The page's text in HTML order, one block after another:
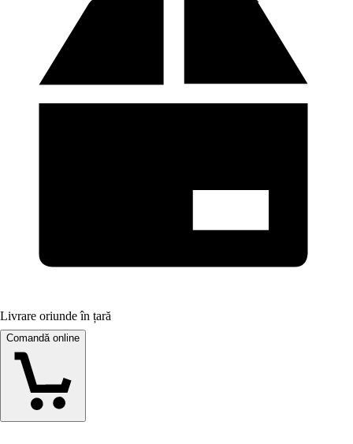
Livrare oriunde în țară
Comandă online